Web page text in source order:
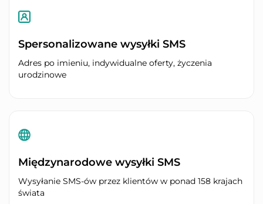
Spersonalizowane wysyłki SMS
Adres po imieniu, indywidualne oferty, życzenia
urodzinowe
Międzynarodowe wysyłki SMS
Wysyłanie SMS-ów przez klientów w ponad 158 krajach
świata